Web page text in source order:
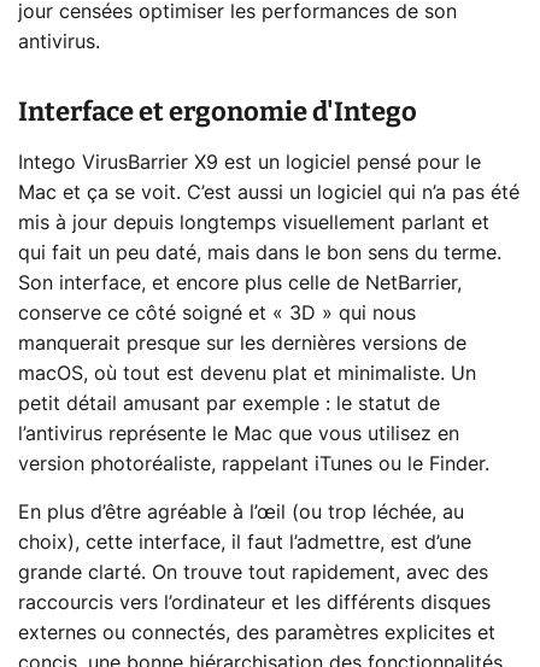
jour censées optimiser les performances de son
antivirus.
Interface et ergonomie d'Intego
Intego VirusBarrier X9 est un logiciel pensé pour le
Mac et ça se voit. C’est aussi un logiciel qui n’a pas été
mis à jour depuis longtemps visuellement parlant et
qui fait un peu daté, mais dans le bon sens du terme.
Son interface, et encore plus celle de NetBarrier,
conserve ce côté soigné et « 3D » qui nous
manquerait presque sur les dernières versions de
macOS, où tout est devenu plat et minimaliste. Un
petit détail amusant par exemple : le statut de
l’antivirus représente le Mac que vous utilisez en
version photoréaliste, rappelant iTunes ou le Finder.
En plus d’être agréable à l’œil (ou trop léchée, au
choix), cette interface, il faut l’admettre, est d’une
grande clarté. On trouve tout rapidement, avec des
raccourcis vers l’ordinateur et les différents disques
externes ou connectés, des paramètres explicites et